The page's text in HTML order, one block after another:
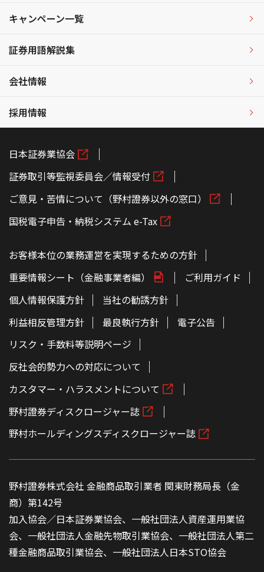
キャンペーン一覧
証券用語解説集
会社情報
採用情報
日本証券業協会
証券取引等監視委員会／情報受付
ご意見・苦情について（野村證券以外の窓口）
国税電子申告・納税システム e-Tax
お客様本位の業務運営を実現するための方針
重要情報シート（金融事業者編）
ご利用ガイド
個人情報保護方針
当社の勧誘方針
利益相反管理方針
最良執行方針
電子公告
リスク・手数料等説明ページ
反社会的勢力への対応について
カスタマー・ハラスメントについて
野村證券ディスクロージャー誌
野村ホールディングスディスクロージャー誌
野村證券株式会社 金融商品取引業者 関東財務局長（金
商）第142号
加入協会／日本証券業協会、一般社団法人資産運用業協
会、一般社団法人金融先物取引業協会、一般社団法人第二
種金融商品取引業協会、一般社団法人日本STO協会